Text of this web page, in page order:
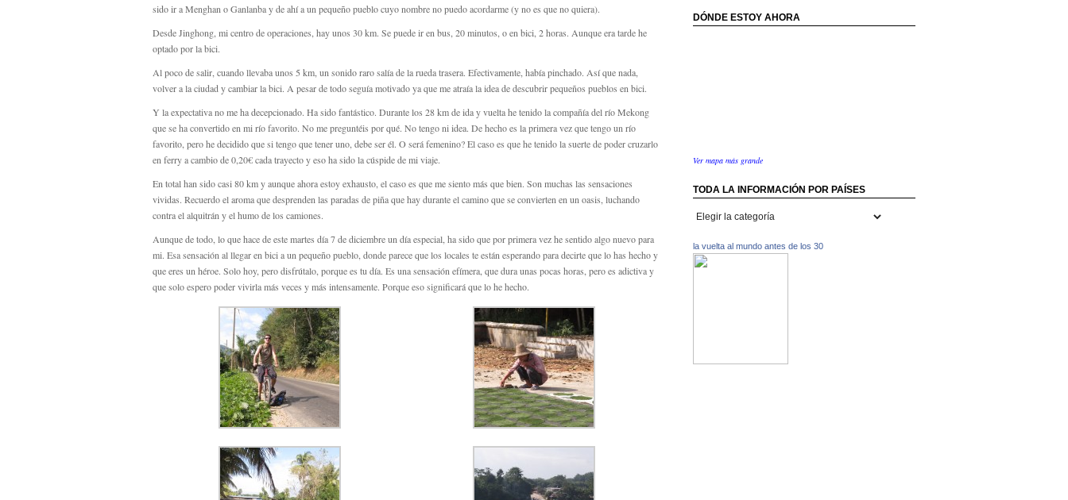
sido ir a Menghan o Ganlanba y de ahí a un pequeño pueblo cuyo nombre no puedo acordarme (y no es que no quiera).
Desde Jinghong, mi centro de operaciones, hay unos 30 km. Se puede ir en bus, 20 minutos, o en bici, 2 horas. Aunque era tarde he
optado por la bici.
Al poco de salir, cuando llevaba unos 5 km, un sonido raro salía de la rueda trasera. Efectivamente, había pinchado. Así que nada,
volver a la ciudad y cambiar la bici. A pesar de todo seguía motivado ya que me atraía la idea de descubrir pequeños pueblos en bici.
Y la expectativa no me ha decepcionado. Ha sido fantástico. Durante los 28 km de ida y vuelta he tenido la compañía del río Mekong
que se ha convertido en mi río favorito. No me preguntéis por qué. No tengo ni idea. De hecho es la primera vez que tengo un río
favorito, pero he decidido que si tengo que tener uno, debe ser él. O será femenino? El caso es que he tenido la suerte de poder cruzarlo
en ferry a cambio de 0,20€ cada trayecto y eso ha sido la cúspide de mi viaje.
En total han sido casi 80 km y aunque ahora estoy exhausto, el caso es que me siento más que bien. Son muchas las sensaciones
vividas. Recuerdo el aroma que desprenden las paradas de piña que hay durante el camino que se convierten en un oasis, luchando
contra el alquitrán y el humo de los camiones.
Aunque de todo, lo que hace de este martes día 7 de diciembre un día especial, ha sido que por primera vez he sentido algo nuevo para
mi. Esa sensación al llegar en bici a un pequeño pueblo, donde parece que los locales te están esperando para decirte que lo has hecho y
que eres un héroe. Solo hoy, pero disfrútalo, porque es tu día. Es una sensación efímera, que dura unas pocas horas, pero es adictiva y
que solo espero poder vivirla más veces y más intensamente. Porque eso significará que lo he hecho.
DÓNDE ESTOY AHORA
Ver mapa más grande
TODA LA INFORMACIÓN POR PAÍSES
Toda
información
por
países
la vuelta al mundo antes de los 30